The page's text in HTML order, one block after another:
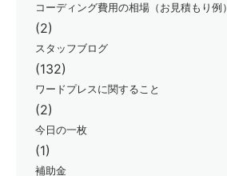
コーディング費用の相場（お見積もり例）
(2)
スタッフブログ
(132)
ワードプレスに関すること
(2)
今日の一枚
(1)
補助金